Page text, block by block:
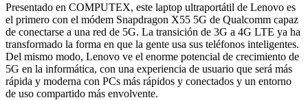
Presentado en COMPUTEX, este laptop ultraportátil de Lenovo es
el primero con el módem Snapdragon X55 5G de Qualcomm capaz
de conectarse a una red de 5G. La transición de 3G a 4G LTE ya ha
transformado la forma en que la gente usa sus teléfonos inteligentes.
Del mismo modo, Lenovo ve el enorme potencial de crecimiento de
5G en la informática, con una experiencia de usuario que será más
rápida y moderna con PCs más rápidos y conectados y un entorno
de uso compartido más envolvente.